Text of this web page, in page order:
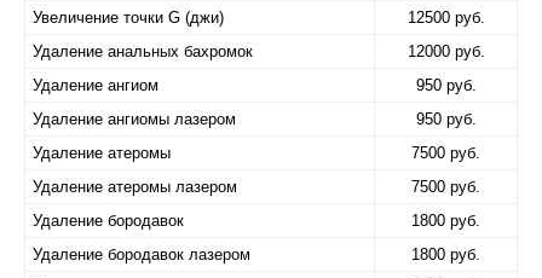
Увеличение точки G (джи)
12500 руб.
Удаление анальных бахромок
12000 руб.
Удаление ангиом
950 руб.
Удаление ангиомы лазером
950 руб.
Удаление атеромы
7500 руб.
Удаление атеромы лазером
7500 руб.
Удаление бородавок
1800 руб.
Удаление бородавок лазером
1800 руб.